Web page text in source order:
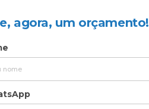
agora, um orçamento!